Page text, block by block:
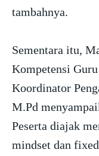
tambahnya.
Sementara itu,
Kompetensi
Koordinator
M.Pd
Peserta diajak
mindset dan